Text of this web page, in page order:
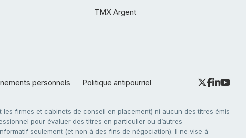
TMX Argent
personnels Politique antipourriel
firmes et cabinets de conseil en placement) ni aucun des titres émis
pour évaluer des titres en particulier ou d’autres
seulement (et non à des fins de négociation). Il ne vise à